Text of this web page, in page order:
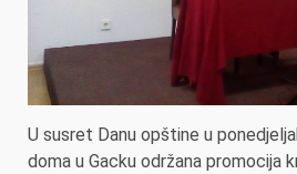
U susret Danu opštine u
doma u Gacku održana promocija